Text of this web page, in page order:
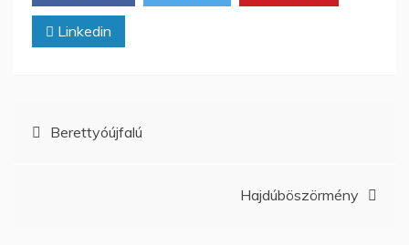
Linkedin
Bejegyzés
Berettyóújfalú
Hajdúböszörmény